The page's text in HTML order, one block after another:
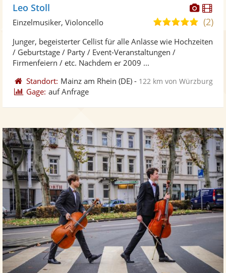
Fotos
Leo Stoll
4,9
5
(2)
Einzelmusiker, Violoncello
Junger, begeisterter Cellist für alle Anlässe wie Hochzeiten
/ Geburtstage / Party / Event-Veranstaltungen /
Firmenfeiern / etc. Nachdem er 2009 ...
Standort: Mainz am Rhein (DE) - 122 km von Würzburg
Gage: auf Anfrage